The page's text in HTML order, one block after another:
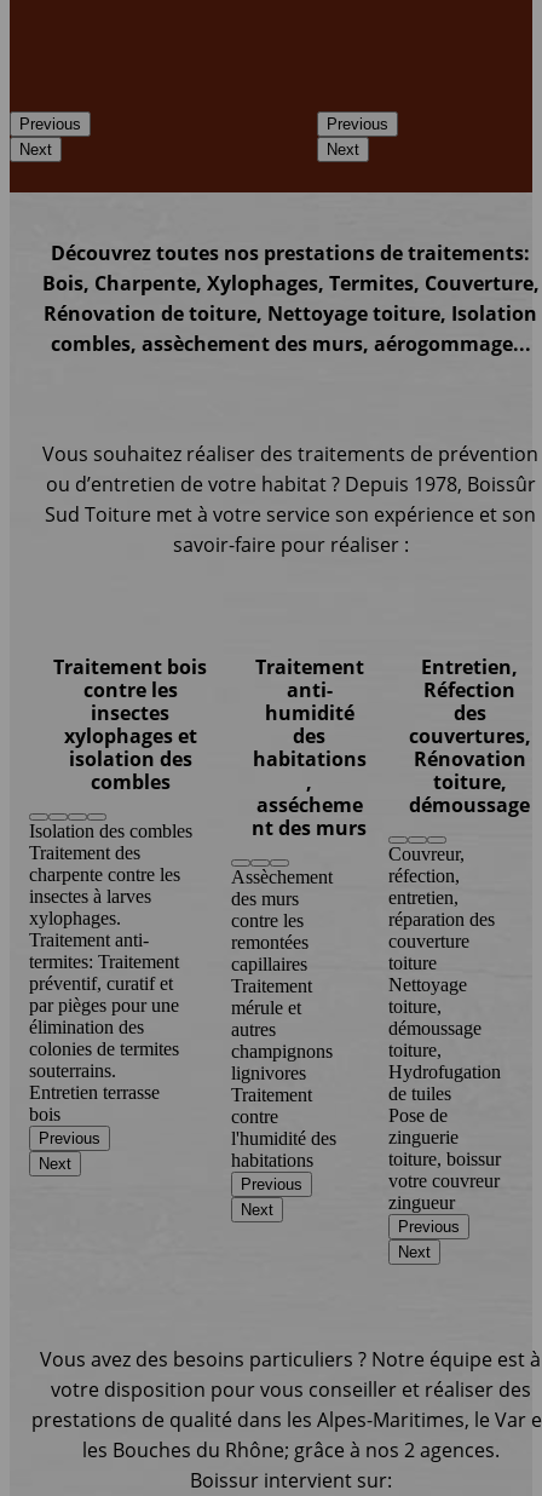
Previous
Next
Previous
Next
Découvrez toutes nos prestations de traitements:
Bois, Charpente, Xylophages, Termites, Couverture,
Rénovation de toiture, Nettoyage toiture, Isolation
combles, assèchement des murs, aérogommage...
Vous souhaitez réaliser des traitements de prévention
ou d’entretien de votre habitat ? Depuis 1978, Boissûr
Sud Toiture met à votre service son expérience et son
savoir-faire pour réaliser :
Traitement bois
contre les
insectes
xylophages et
isolation des
combles
Isolation des combles
Traitement des
charpente contre les
insectes à larves
xylophages.
Traitement anti-
termites: Traitement
préventif, curatif et
par pièges pour une
élimination des
colonies de termites
souterrains.
Entretien terrasse
bois
Previous
Next
Traitement
anti-
humidité
des
habitations
,
assécheme
nt des murs
Assèchement
des murs
contre les
remontées
capillaires
Traitement
mérule et
autres
champignons
lignivores
Traitement
contre
l'humidité des
habitations
Previous
Next
Entretien,
Réfection
des
couvertures,
Rénovation
toiture,
démoussage
Couvreur,
réfection,
entretien,
réparation des
couverture
toiture
Nettoyage
toiture,
démoussage
toiture,
Hydrofugation
de tuiles
Pose de
zinguerie
toiture, boissur
votre couvreur
zingueur
Previous
Next
Vous avez des besoins particuliers ? Notre équipe est à
votre disposition pour vous conseiller et réaliser des
prestations de qualité dans les Alpes-Maritimes, le Var
les Bouches du Rhône; grâce à nos 2 agences.
Boissur intervient sur: